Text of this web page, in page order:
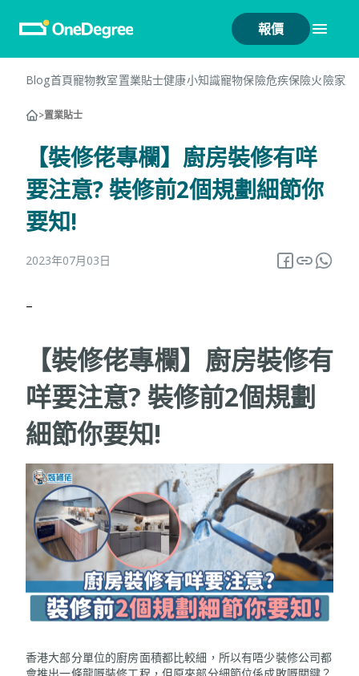
報價
Blog首頁寵物教室置業貼士健康小知識寵物保險危疾保險火險家
>置業貼士
【裝修佬專欄】廚房裝修有咩
要注意? 裝修前2個規劃細節你
要知!
2023年07月03日
–
【裝修佬專欄】廚房裝修有
咩要注意? 裝修前2個規劃
細節你要知!
香港大部分單位的廚房面積都比較細，所以有唔少裝修公司都